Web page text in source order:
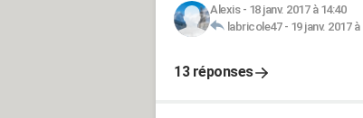
Alexis- 18 janv. 2017 à 14:40
labricole47- 19 janv. 2017 à
13 réponses